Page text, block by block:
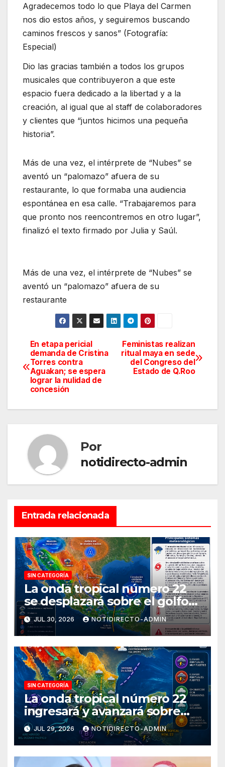
Agradecemos todo lo que Playa del Carmen
nos dio estos años, y seguiremos buscando
caminos frescos y sanos” (Fotografía:
Especial)
Dio las gracias también a todos los grupos
musicales que contribuyeron a que este
espacio fuera dedicado a la libertad y a la
creación, al igual que al staff de colaboradores
y clientes que “juntos hicimos una pequeña
historia”.
Más de una vez, el intérprete de “Nubes” se
aventó un “palomazo” afuera de su
restaurante, lo que formaba una audiencia
espontánea en esa calle. “Trabajaremos para
que pronto nos reencontremos en otro lugar”,
finalizó el texto firmado por Julia y Saúl.
Más de una vez, el intérprete de “Nubes” se
aventó un “palomazo” afuera de su
restaurante
Navegación
de
entradas
Feministas realizan
ritual maya en sede
del Congreso del
Estado de Q.Roo
En etapa pericial
demanda de Cristina
Torres contra
Aguakan; se espera
lograr la nulidad de
concesión
Por
notidirecto-admin
Entrada relacionada
SIN CATEGORÍA
La onda tropical número 22
se desplazará sobre el golfo
de Tehuantepec y el sur del
país
JUL 30, 2026 NOTIDIRECTO-ADMIN
SIN CATEGORÍA
La onda tropical número 22
ingresará y avanzará sobre
México
JUL 29, 2026 NOTIDIRECTO-ADMIN